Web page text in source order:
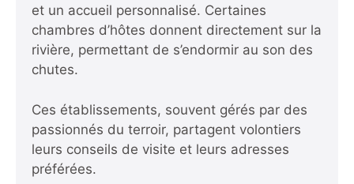
et un accueil personnalisé. Certaines
chambres d’hôtes donnent directement sur la
rivière, permettant de s’endormir au son des
chutes.
Ces établissements, souvent gérés par des
passionnés du terroir, partagent volontiers
leurs conseils de visite et leurs adresses
préférées.